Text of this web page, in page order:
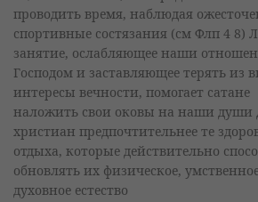
проводить время, наблюдая
спортивные состязания (см Флп 4 8)
занятие, ослабляющее наши
Господом и заставляющее терять из
интересы вечности, помогает сатане
наложить свои оковы на наши души
христиан предпочтительнее те
отдыха, которые действительно
обновлять их физическое,
духовное естество